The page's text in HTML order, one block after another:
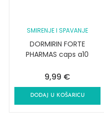
SMIRENJE I SPAVANJE
DORMIRIN FORTE
PHARMAS caps a10
9,99 €
DODAJ U KOŠARICU